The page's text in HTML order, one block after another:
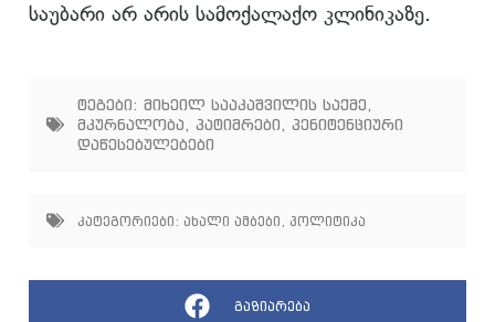
საუბარი არ არის სამოქალაქო კლინიკაზე.
ტეგები: მიხეილ სააკაშვილის საქმე,
მკურნალობა, პატიმრები, პენიტენციური
დაწესებულებები
კატეგორიები: ახალი ამბები პოლიტიკა
გაზიარება